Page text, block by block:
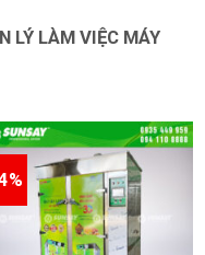
LÝ LÀM VIỆC MÁY